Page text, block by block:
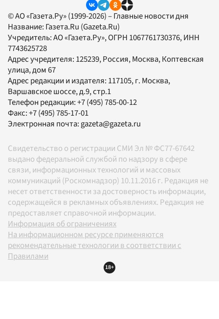
© АО «Газета.Ру» (1999-2026) – Главные новости дня
Название: Газета.Ru (Gazeta.Ru)
Учредитель:АО «Газета.Ру», ОГРН 1067761730376, ИНН
7743625728
Адрес учредителя: 125239, Россия, Москва, Коптевская
улица, дом 67
Адрес редакции и издателя: 117105, г. Москва,
Варшавское шоссе, д.9, стр.1
Телефон редакции:+7 (495) 785-00-12
Факс:+7 (495) 785-17-01
Электронная почта: gazeta@gazeta.ru
Свидетельство о регистрации СМИ Эл № ФС77-67642
выдано федеральной службой по надзору в сфере
связи, информационных технологий и массовых
коммуникаций (Роскомнадзор) 10.11.2016 г. Редакция не
несет ответственности за достоверность информации,
содержащейся в рекламных объявлениях. Редакция не
предоставляет справочной информации.
Информация об ограничениях
На информационном ресурсе применяются
рекомендательные технологии в соответствии с
Правилами
18+